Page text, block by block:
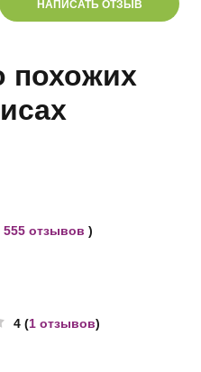
НАПИСАТЬ ОТЗЫВ
555 отзывов )
4 (1 отзывов)